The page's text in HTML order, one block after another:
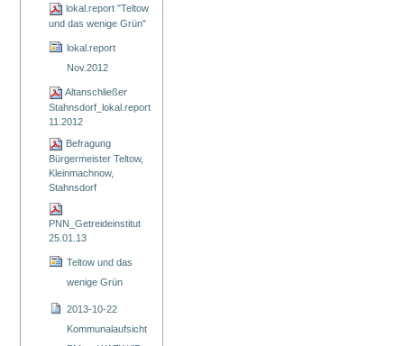
lokal.report "Teltow
und das wenige Grün"
lokal.report
Nov.2012
Altanschließer
Stahnsdorf_lokal.report
11.2012
Befragung
Bürgermeister Teltow,
Kleinmachnow,
Stahnsdorf
PNN_Getreideinstitut
25.01.13
Teltow und das
wenige Grün
2013-10-22
Kommunalaufsicht